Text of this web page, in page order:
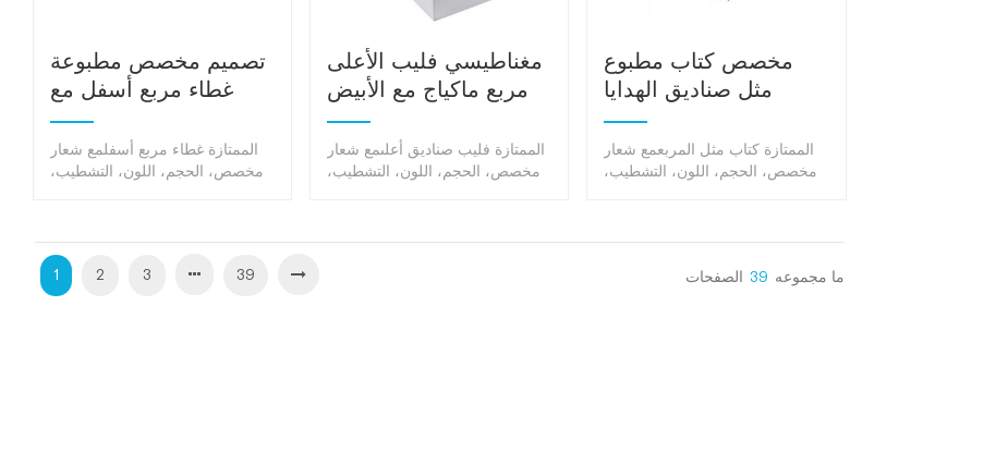
تصميم مخصص مطبوعة
غطاء مربع أسفل مع
شعار ختم الساخنة
الممتازة غطاء مربع أسفلمع شعار
مخصص، الحجم، اللون، التشطيب،
مغناطيسي فليب الأعلى
مربع ماكياج مع الأبيض
إيفا رغوة
الممتازة فليب صناديق أعلىمع شعار
مخصص، الحجم، اللون، التشطيب،
مخصص كتاب مطبوع
مثل صناديق الهدايا
للتغليف الإطار
الممتازة كتاب مثل المربعمع شعار
مخصص، الحجم، اللون، التشطيب،
1 2 3 39 ما مجموعه 39 الصفحات